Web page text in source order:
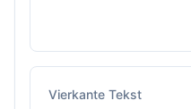
Vierkante Tekst